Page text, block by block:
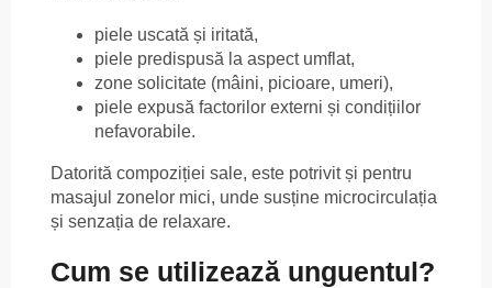
piele uscată și iritată,
piele predispusă la aspect umflat,
zone solicitate (mâini, picioare, umeri),
piele expusă factorilor externi și condițiilor
nefavorabile.
Datorită compoziției sale, este potrivit și pentru
masajul zonelor mici, unde susține microcirculația
și senzația de relaxare.
Cum se utilizează unguentul?